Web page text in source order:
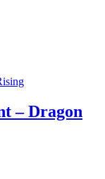
– Dragon